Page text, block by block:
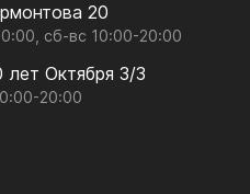
20
сб-вс 10:00-20:00
лет Октября 3/3
20:00